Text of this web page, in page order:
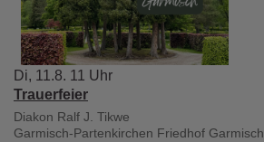
Di, 11.8. 11 Uhr
Trauerfeier
Diakon Ralf J. Tikwe
Garmisch-Partenkirchen Friedhof Garmisch